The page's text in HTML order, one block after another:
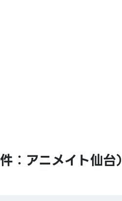
：アニメイト仙台）